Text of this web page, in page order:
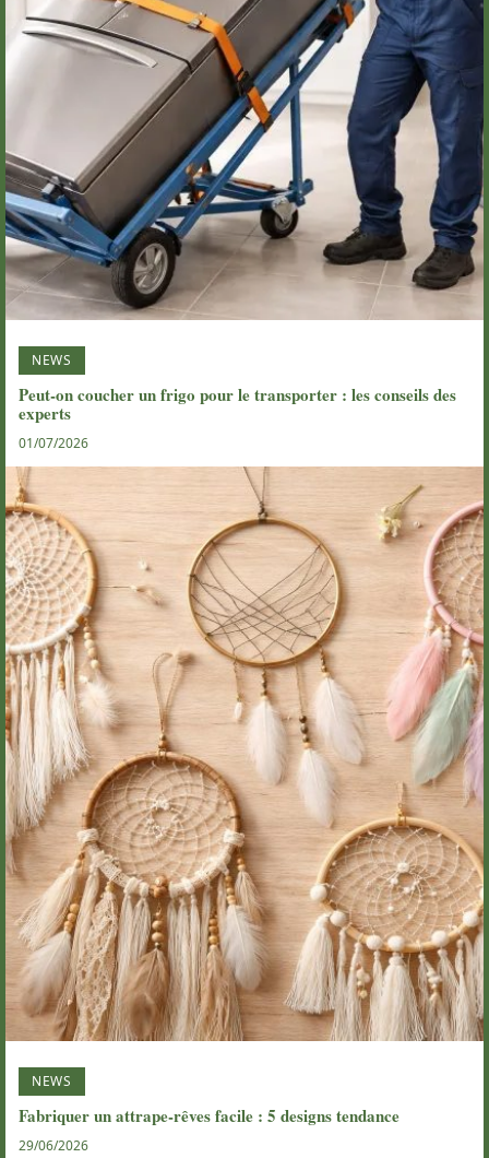
NEWS
Peut-on coucher un frigo pour le transporter : les conseils des
experts
01/07/2026
NEWS
Fabriquer un attrape-rêves facile : 5 designs tendance
29/06/2026